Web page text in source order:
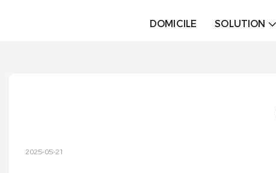
DOMICILE SOLUTION
2025-05-21